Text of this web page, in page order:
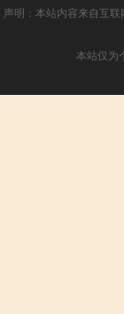
声明：本站内容来自互
本站仅为